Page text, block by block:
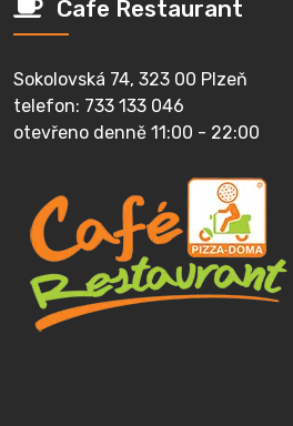
Cafe Restaurant
Sokolovská 74, 323 00 Plzeň
telefon: 733 133 046
otevřeno denně 11:00 - 22:00